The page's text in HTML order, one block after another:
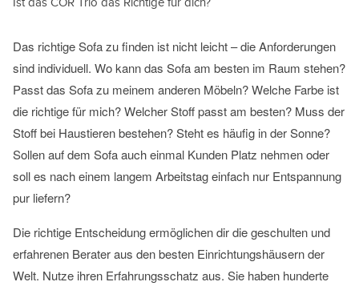
Das richtige Sofa zu finden ist nicht leicht – die Anforderungen
sind individuell. Wo kann das Sofa am besten im Raum stehen?
Passt das Sofa zu meinem anderen Möbeln? Welche Farbe ist
die richtige für mich? Welcher Stoff passt am besten? Muss der
Stoff bei Haustieren bestehen? Steht es häufig in der Sonne?
Sollen auf dem Sofa auch einmal Kunden Platz nehmen oder
soll es nach einem langem Arbeitstag einfach nur Entspannung
pur liefern?
Die richtige Entscheidung ermöglichen dir die geschulten und
erfahrenen Berater aus den besten Einrichtungshäusern der
Welt. Nutze ihren Erfahrungsschatz aus. Sie haben hunderte